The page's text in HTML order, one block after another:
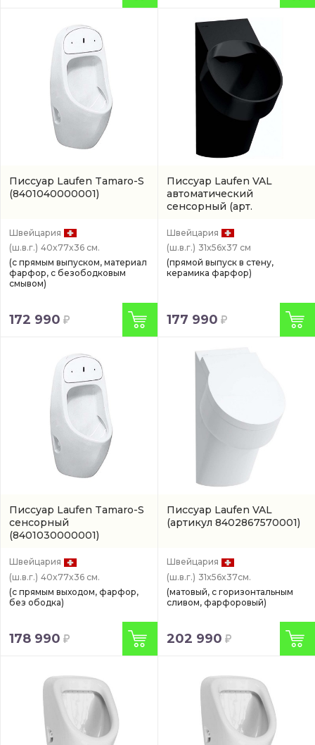
Писсуар Laufen Tamaro-S
(8401040000001)
Швейцария
(ш.в.г.) 40x77x36 см.
(с прямым выпуском, материал
фарфор, с безободковым
смывом)
172 990
Писсуар Laufen VAL
автоматический
сенсорный (арт.
Швейцария
(ш.в.г.) 31x56x37 см
(прямой выпуск в стену,
керамика фарфор)
177 990
Писсуар Laufen Tamaro-S
сенсорный
(8401030000001)
Швейцария
(ш.в.г.) 40x77x36 см.
(с прямым выходом, фарфор,
без ободка)
178 990
Писсуар Laufen VAL
(артикул 8402867570001)
Швейцария
(ш.в.г.) 31x56x37см.
(матовый, с горизонтальным
сливом, фарфоровый)
202 990